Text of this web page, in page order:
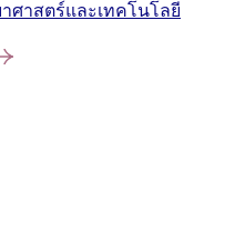
ศาสตร์และเทคโนโลยี